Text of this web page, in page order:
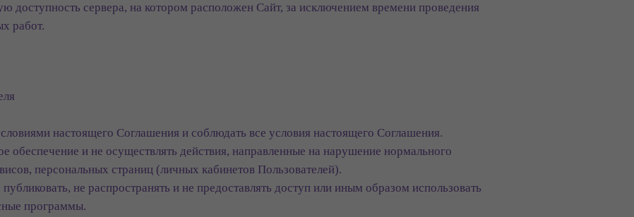
доступность сервера, на котором расположен Сайт, за исключением времени проведения
работ.
настоящего Соглашения и соблюдать все условия настоящего Соглашения.
обеспечение и не осуществлять действия, направленные на нарушение нормального
персональных страниц (личных кабинетов Пользователей).
не распространять и не предоставлять доступ или иным образом использовать
программы.